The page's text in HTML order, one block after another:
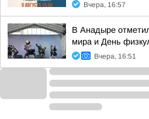
Вчера, 16:57
В Анадыре
мира и День
Вчера, 16:51